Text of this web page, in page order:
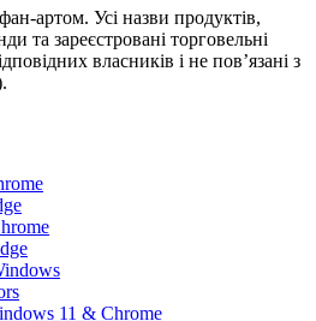
артом. Усі назви продуктів,
та зареєстровані торговельні
власників і не пов’язані з
11 & Chrome